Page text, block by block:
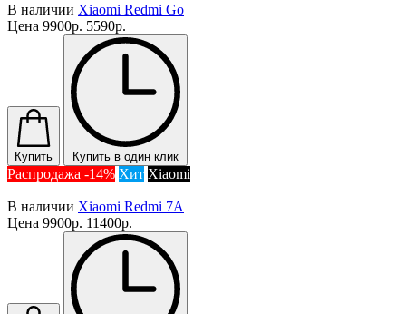
В наличии Xiaomi Redmi Go
Цена 9900р. 5590р.
Купить Купить в один клик
Распродажа -14% Хит Xiaomi
В наличии Xiaomi Redmi 7A
Цена 9900р. 11400р.